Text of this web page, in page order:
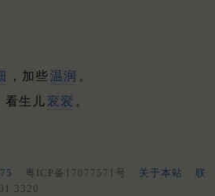
，加些温润 。
看生儿 衮衮 。
粤ICP备17077571号 关于本站
联
3320